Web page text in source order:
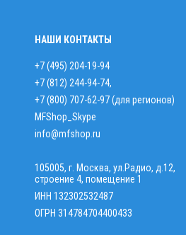
НАШИ КОНТАКТЫ
+7 (495) 204-19-94
+7 (812) 244-94-74,
+7 (800) 707-62-97 (для регионов)
MFShop_Skype
info@mfshop.ru
105005, г. Москва, ул.Радио, д.12,
строение 4, помещение 1
ИНН 132302532487
ОГРН 314784704400433